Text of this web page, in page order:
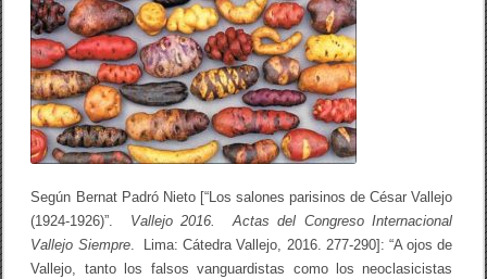
a
s
m
ó
v
i
l
e
s
d
l
o
e
Según Bernat Padró Nieto [“Los salones parisinos de César Vallejo
(1924-1926)”. Vallejo 2016. Actas del Congreso Internacional
Vallejo Siempre. Lima: Cátedra Vallejo, 2016. 277-290]: “A ojos de
Vallejo, tanto los falsos vanguardistas como los neoclasicistas